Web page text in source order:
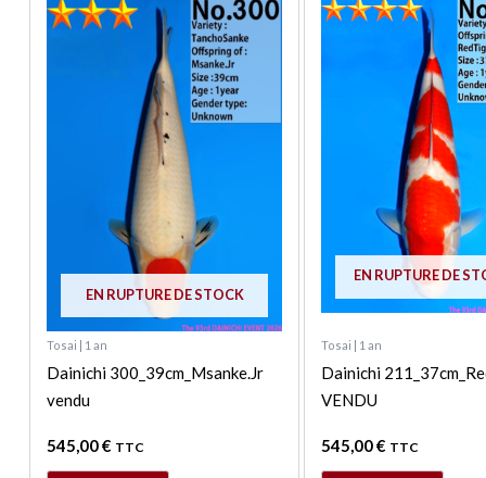
EN RUPTURE DE STOCK
Tosai | 1 an
Dainichi 300_39cm_Msanke.Jr
vendu
545,00€ TTC
EN RUPTURE DE
Tosai | 1 an
Dainichi
VENDU
545,00€ TTC